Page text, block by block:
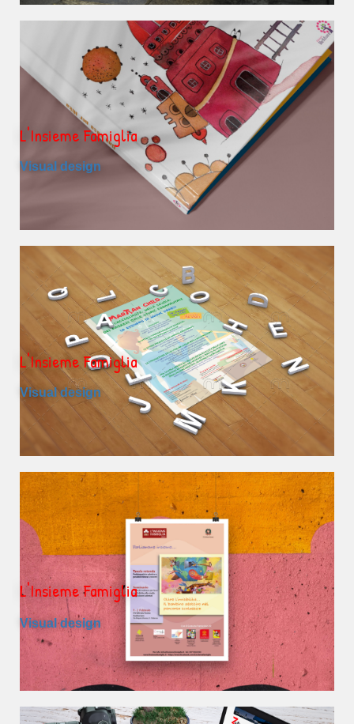
L'Insieme Famiglia
Visual design
L'Insieme Famiglia
Visual design
L'Insieme Famiglia
Visual design